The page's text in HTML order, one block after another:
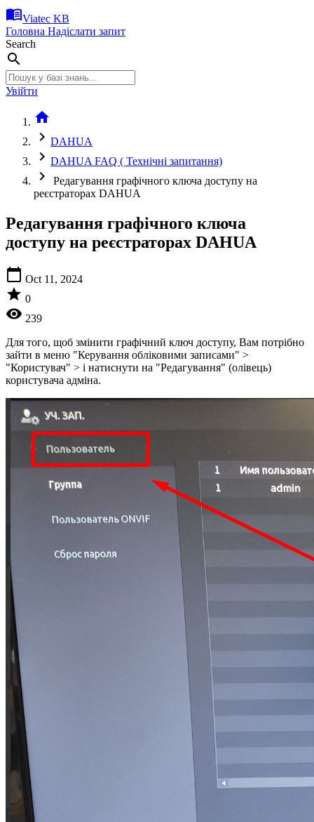
menu_bookViatec KB
Головна Надіслати запит
Search
search
Увійти
home
chevron_right DAHUA
chevron_right DAHUA FAQ ( Технічні запитання)
chevron_right
Редагування графічного ключа доступу на
реєстраторах DAHUA
Редагування графічного ключа
доступу на реєстраторах DAHUA
calendar_today Oct 11, 2024
star 0
visibility 239
Для того, щоб змінити графічний ключ доступу, Вам потрібно
зайти в меню "Керування обліковими записами" >
"Користувач" > і натиснути на "Редагування" (олівець)
користувача адміна.